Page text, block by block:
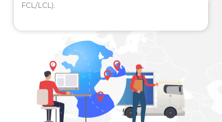
FCL/LCL).